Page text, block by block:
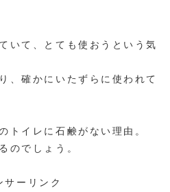
いて、とても使おうという気
、確かにいたずらに使われて
トイレに石鹸がない理由。
のでしょう。
サーリンク